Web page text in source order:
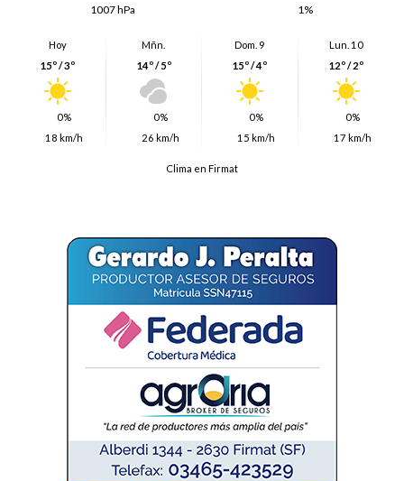
1007 hPa
1%
Hoy
15º / 3º
0%
18 km/h
Mñn.
14º / 5º
0%
26 km/h
Dom. 9
15º / 4º
0%
15 km/h
Lun. 10
12º / 2º
0%
17 km/h
Clima en Firmat